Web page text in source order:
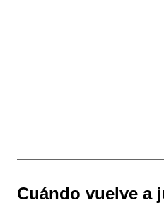
Cuándo vuelve a